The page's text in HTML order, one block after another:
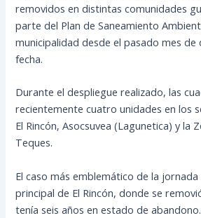
removidos en distintas comunidades
parte del Plan de Saneamiento
municipalidad desde el pasado mes de
fecha.
Durante el despliegue realizado, las
recientemente cuatro unidades en los
El Rincón, Asocsuvea (Lagunetica) y la
Teques.
El caso más emblemático de la
principal de El Rincón, donde se
tenía seis años en estado de